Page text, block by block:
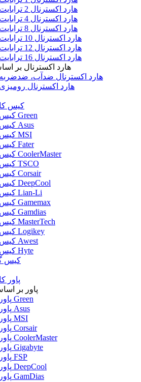
هارد اکسترنال 2 ترابایت
هارد اکسترنال 4 ترابایت
هارد اکسترنال 8 ترابایت
هارد اکسترنال 10 ترابایت
هارد اکسترنال 12 ترابایت
هارد اکسترنال 16 ترابایت
هارد اکسترنال بر
هارد اکسترنال ضدآب، ضدضربه
هارد اکسترنال رومیزی
کیس
کیس Green
کیس Asus
کیس MSI
کیس Fater
کیس CoolerMaster
کیس TSCO
کیس Corsair
کیس DeepCool
کیس Lian-Li
کیس Gamemax
کیس Gamdias
کیس MasterTech
کیس Logikey
کیس Awest
کیس Hyte
کیس
پاور
پاور بر
پاور Green
پاور Asus
پاور MSI
پاور Corsair
پاور CoolerMaster
پاور Gigabyte
پاور FSP
پاور DeepCool
پاور GamDias